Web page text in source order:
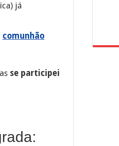
já
comunhão
se participei